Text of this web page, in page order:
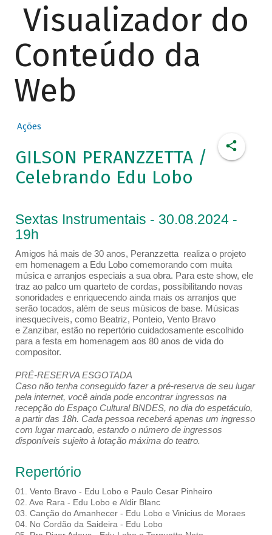
Visualizador do
Conteúdo da
Web
Ações
GILSON PERANZZETTA /
Celebrando Edu Lobo
Sextas Instrumentais - 30.08.2024 -
19h
Amigos há mais de 30 anos, Peranzzetta realiza o projeto
em homenagem a Edu Lobo comemorando com muita
música e arranjos especiais a sua obra. Para este show, ele
traz ao palco um quarteto de cordas, possibilitando novas
sonoridades e enriquecendo ainda mais os arranjos que
serão tocados, além de seus músicos de base. Músicas
inesquecíveis, como Beatriz, Ponteio, Vento Bravo
e Zanzibar, estão no repertório cuidadosamente escolhido
para a festa em homenagem aos 80 anos de vida do
compositor.
PRÉ-RESERVA ESGOTADA
Caso não tenha conseguido fazer a pré-reserva de seu lugar
pela internet, você ainda pode encontrar ingressos na
recepção do Espaço Cultural BNDES, no dia do espetáculo,
a partir das 18h. Cada pessoa receberá apenas um ingresso
com lugar marcado, estando o número de ingressos
disponíveis sujeito à lotação máxima do teatro.
Repertório
01. Vento Bravo - Edu Lobo e Paulo Cesar Pinheiro
02. Ave Rara - Edu Lobo e Aldir Blanc
03. Canção do Amanhecer - Edu Lobo e Vinicius de Moraes
04. No Cordão da Saideira - Edu Lobo